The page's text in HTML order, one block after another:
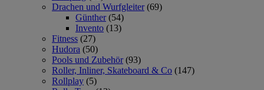
Drachen und Wurfgleiter (69)
Günther (54)
Invento (13)
Fitness (27)
Hudora (50)
Pools und Zubehör (93)
Roller, Inliner, Skateboard & Co (147)
Rollplay (5)